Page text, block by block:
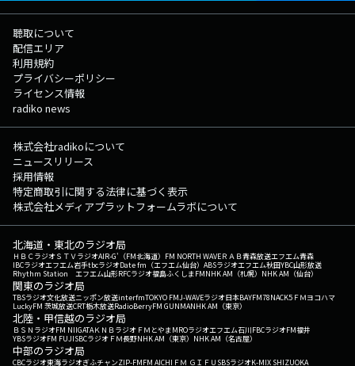
聴取について
配信エリア
利用規約
プライバシーポリシー
ライセンス情報
radiko news
株式会社radikoについて
ニュースリリース
採用情報
特定商取引に関する法律に基づく表示
株式会社メディアプラットフォームラボについて
北海道・東北のラジオ局
ＨＢＣラジオＳＴＶラジオAIR-G'（FM北海道） FM NORTH WAVEＲＡＢ青森放送エフエム青森
IBCラジオエフエム岩手tbcラジオDate fm（エフエム仙台） ABSラジオエフエム秋田YBC山形放送
Rhythm Station エフエム山形RFCラジオ福島ふくしまFMNHK AM（札幌） NHK AM（仙台）
関東のラジオ局
TBSラジオ文化放送ニッポン放送interfmTOKYO FMJ-WAVEラジオ日本BAYFM78NACK5 ＦＭヨコハマ
LuckyFM 茨城放送CRT栃木放送RadioBerryFM GUNMANHK AM（東京）
北陸・甲信越のラジオ局
ＢＳＮラジオFM NIIGATAＫＮＢラジオ ＦＭとやまMROラジオエフエム石川FBCラジオFM福井
YBSラジオFM FUJISBCラジオ ＦＭ長野NHK AM（東京） NHK AM（名古屋）
中部のラジオ局
CBCラジオ東海ラジオぎふチャンZIP-FMFM AICHI ＦＭ ＧＩＦＵ SBSラジオK-MIX SHIZUOKA